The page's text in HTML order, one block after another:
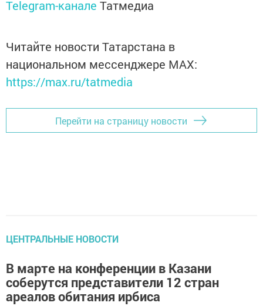
Telegram-канале Татмедиа
Читайте новости Татарстана в
национальном мессенджере MАХ:
https://max.ru/tatmedia
Перейти на страницу новости
ЦЕНТРАЛЬНЫЕ НОВОСТИ
В марте на конференции в Казани
соберутся представители 12 стран
ареалов обитания ирбиса